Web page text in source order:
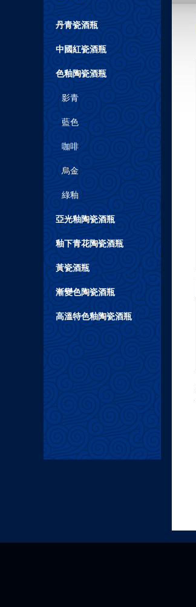
丹青瓷酒瓶
中國紅瓷酒瓶
色釉陶瓷酒瓶
影青
藍色
咖啡
烏金
綠釉
亞光釉陶瓷酒瓶
釉下青花陶瓷酒瓶
黃瓷酒瓶
漸變色陶瓷酒瓶
高溫特色釉陶瓷酒瓶